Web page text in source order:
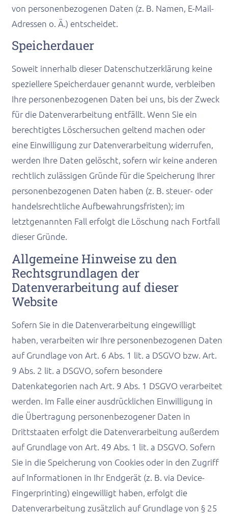
von personenbezogenen Daten (z. B. Namen, E-Mail-
Adressen o. Ä.) entscheidet.
Speicherdauer
Soweit innerhalb dieser Datenschutzerklärung keine
speziellere Speicherdauer genannt wurde, verbleiben
Ihre personenbezogenen Daten bei uns, bis der Zweck
für die Datenverarbeitung entfällt. Wenn Sie ein
berechtigtes Löschersuchen geltend machen oder
eine Einwilligung zur Datenverarbeitung widerrufen,
werden Ihre Daten gelöscht, sofern wir keine anderen
rechtlich zulässigen Gründe für die Speicherung Ihrer
personenbezogenen Daten haben (z. B. steuer- oder
handelsrechtliche Aufbewahrungsfristen); im
letztgenannten Fall erfolgt die Löschung nach Fortfall
dieser Gründe.
Allgemeine Hinweise zu den
Rechtsgrundlagen der
Datenverarbeitung auf dieser
Website
Sofern Sie in die Datenverarbeitung eingewilligt
haben, verarbeiten wir Ihre personenbezogenen Daten
auf Grundlage von Art. 6 Abs. 1 lit. a DSGVO bzw. Art.
9 Abs. 2 lit. a DSGVO, sofern besondere
Datenkategorien nach Art. 9 Abs. 1 DSGVO verarbeitet
werden. Im Falle einer ausdrücklichen Einwilligung in
die Übertragung personenbezogener Daten in
Drittstaaten erfolgt die Datenverarbeitung außerdem
auf Grundlage von Art. 49 Abs. 1 lit. a DSGVO. Sofern
Sie in die Speicherung von Cookies oder in den Zugriff
auf Informationen in Ihr Endgerät (z. B. via Device-
Fingerprinting) eingewilligt haben, erfolgt die
Datenverarbeitung zusätzlich auf Grundlage von § 25